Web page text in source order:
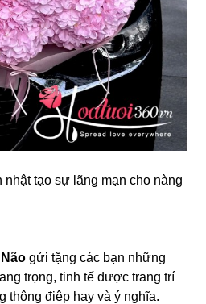
nhật tạo sự lãng mạn cho nàng
gửi tặng các bạn những
trọng, tinh tế được trang trí
thông điệp hay và ý nghĩa.